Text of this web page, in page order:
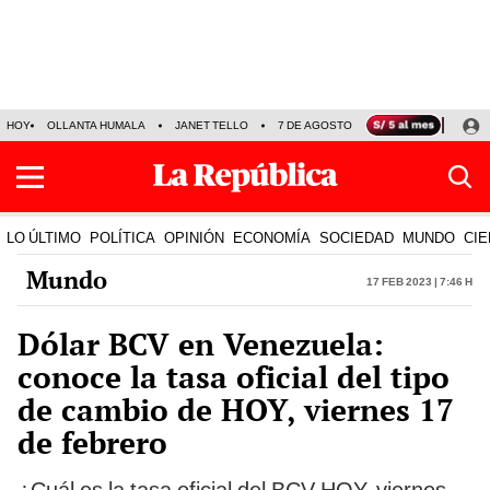
HOY OLLANTA HUMALA JANET TELLO 7 DE AGOSTO TINKA RESULTADOS
LO ÚLTIMO POLÍTICA OPINIÓN ECONOMÍA SOCIEDAD MUNDO
Mundo 17 Feb 2023 | 7:46 h
Dólar BCV en Venezuela:
conoce la tasa oficial del tipo
de cambio de HOY, viernes 17
de febrero